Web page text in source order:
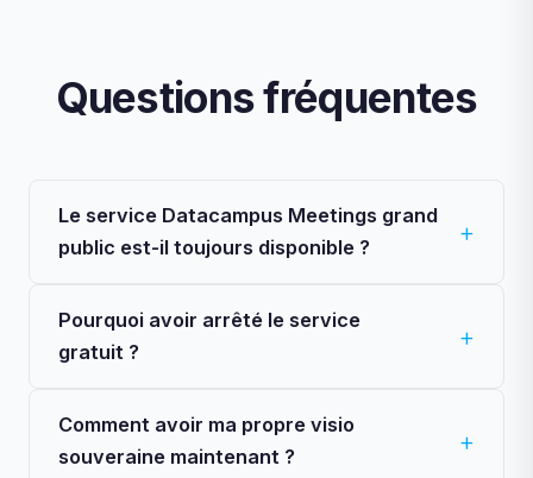
Questions fréquentes
Le service Datacampus Meetings grand
public est-il toujours disponible ?
Pourquoi avoir arrêté le service
gratuit ?
Comment avoir ma propre visio
souveraine maintenant ?